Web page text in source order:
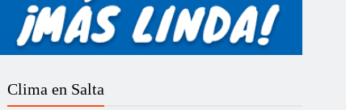
Clima en Salta